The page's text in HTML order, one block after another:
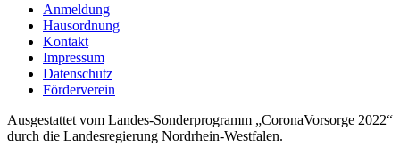
Anmeldung
Hausordnung
Kontakt
Impressum
Datenschutz
Förderverein
Ausgestattet vom Landes-Sonderprogramm „CoronaVorsorge 2022“
durch die Landesregierung Nordrhein-Westfalen.